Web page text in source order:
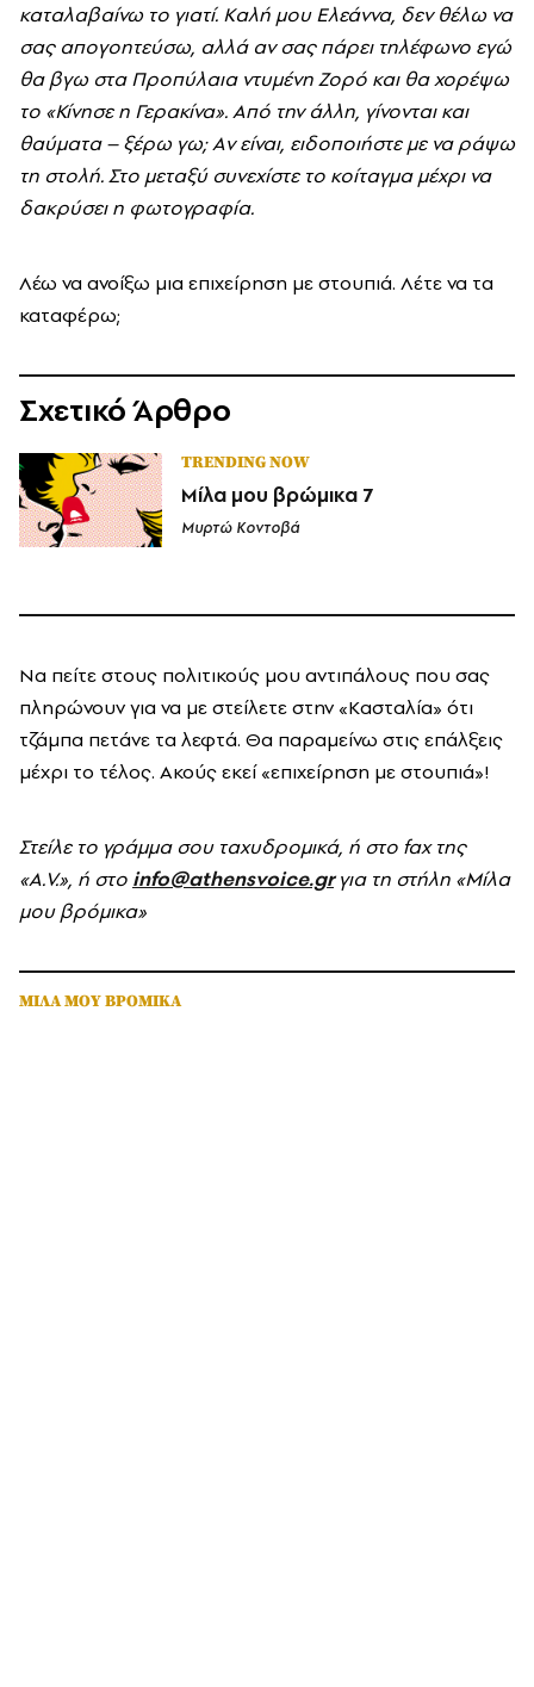
καταλαβαίνω το γιατί. Kαλή μου Eλεάννα, δεν θέλω να
σας απογοητεύσω, αλλά αν σας πάρει τηλέφωνο εγώ
θα βγω στα Προπύλαια ντυμένη Zορό και θα χορέψω
το «Κίνησε η Γερακίνα». Aπό την άλλη, γίνονται και
θαύματα – ξέρω γω; Aν είναι, ειδοποιήστε με να ράψω
τη στολή. Στο μεταξύ συνεχίστε το κοίταγμα μέχρι να
δακρύσει η φωτογραφία.
Λέω να ανοίξω μια επιχείρηση με στουπιά. Λέτε να τα
καταφέρω;
Σχετικό Άρθρο
TRENDING NOW
Μίλα μου βρώμικα 7
Μυρτώ Κοντοβά
Nα πείτε στους πολιτικούς μου αντιπάλους που σας
πληρώνουν για να με στείλετε στην «Kασταλία» ότι
τζάμπα πετάνε τα λεφτά. Θα παραμείνω στις επάλξεις
μέχρι το τέλος. Aκούς εκεί «επιχείρηση με στουπιά»!
Στείλε το γράμμα σου ταχυδρομικά, ή στο faxτης
«A.V.», ή στο info@athensvoice.grγια τη στήλη «Μίλα
μου βρόμικα»
ΜΙΛΑ ΜΟΥ ΒΡΟΜΙΚΑ